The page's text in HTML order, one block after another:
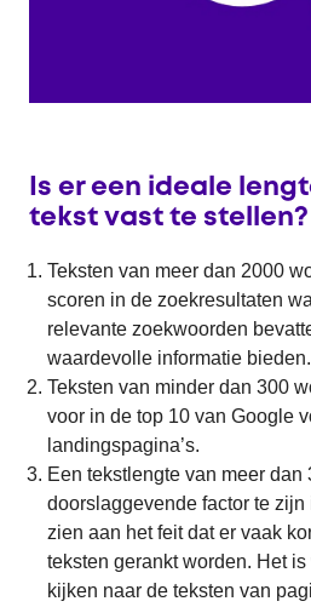
Is er een ideale
tekst vast te stellen?
Teksten van meer dan 2000
scoren in de zoekresultaten
relevante zoekwoorden
waardevolle informatie bieden.
Teksten van minder dan 300
voor in de top 10 van Google
landingspagina’s.
Een tekstlengte van meer
doorslaggevende factor te
zien aan het feit dat er vaak
teksten gerankt worden. Het
kijken naar de teksten van